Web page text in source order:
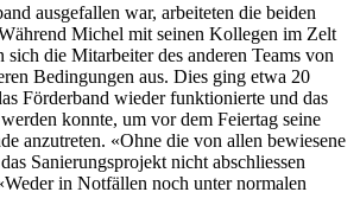
ausgefallen war, arbeiteten die beiden
Michel mit seinen Kollegen im Zelt
sich die Mitarbeiter des anderen Teams von
Bedingungen aus. Dies ging etwa 20
Förderband wieder funktionierte und das
konnte, um vor dem Feiertag seine
anzutreten. «Ohne die von allen bewiesene
Sanierungsprojekt nicht abschliessen
in Notfällen noch unter normalen